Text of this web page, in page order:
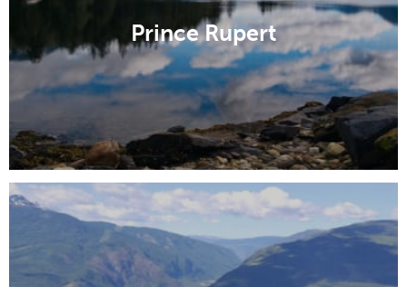
Prince Rupert